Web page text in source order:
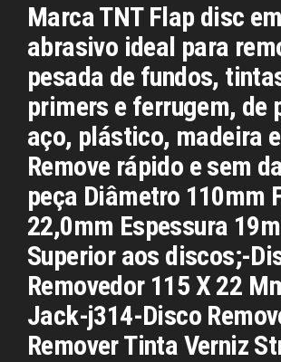
Marca TNT Flap disc
abrasivo ideal para
pesada de fundos,
primers e ferrugem, de
aço, plástico, madeira
Remove rápido e sem
peça Diâmetro 110mm
22,0mm Espessura
Superior aos discos;-
Removedor 115 X 22
Jack-j314-Disco
Remover Tinta Verniz